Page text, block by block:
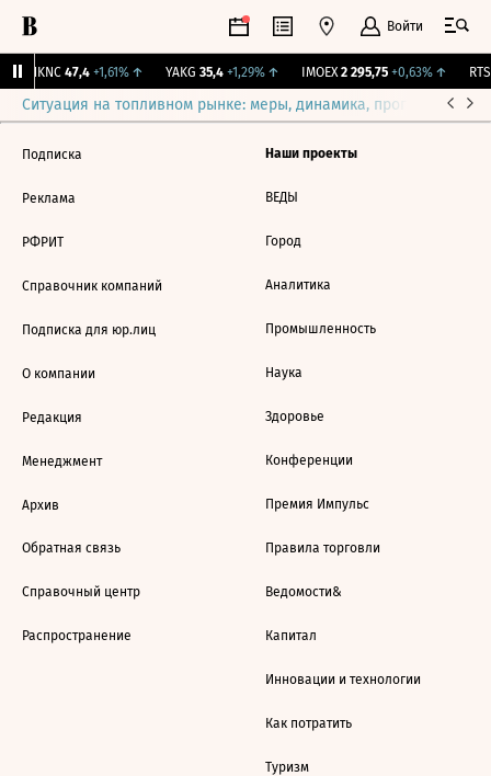
Войти
NKNC 47,4 +1,61%↑ YAKG 35,4 +1,29%↑ IMOEX 2 295,75 +0,63%↑ RTSI
Ситуация на топливном рынке: меры, динамика, прогнозы
Подписка
Реклама
РФРИТ
Справочник компаний
Подписка для юр.лиц
О компании
Редакция
Менеджмент
Архив
Обратная связь
Справочный центр
Распространение
Наши проекты
ВЕДЫ
Город
Аналитика
Промышленность
Наука
Здоровье
Конференции
Премия Импульс
Правила торговли
Ведомости&
Капитал
Инновации и технологии
Как потратить
Туризм